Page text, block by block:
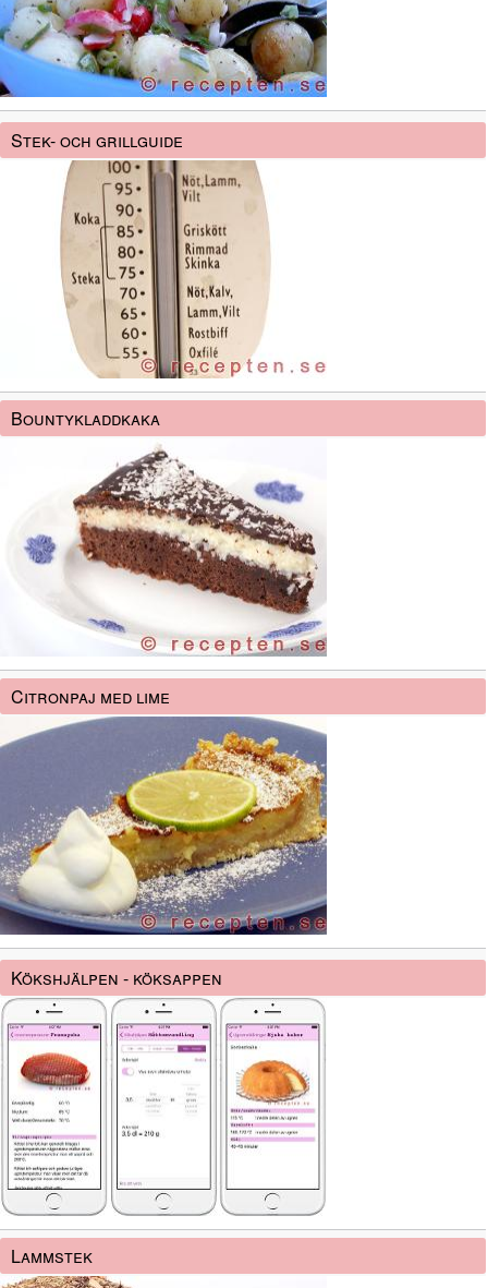
Stek- och grillguide
Bountykladdkaka
Citronpaj med lime
Kökshjälpen - köksappen
Lammstek